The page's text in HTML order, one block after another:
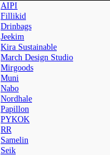
AIPI
Fillikid
Drinbags
Jeekim
Kira Sustainable
March Design Studio
Mirgoods
Muni
Nabo
Nordhale
Papillon
PYKOK
RR
Samelin
Seik